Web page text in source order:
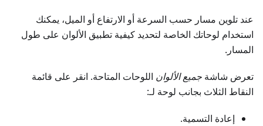
عند تلوين مسار حسب السرعة أو الارتفاع أو الميل، يمكنك
استخدام لوحاتك الخاصة لتحديد كيفية تطبيق الألوان على طول
المسار.
تعرض شاشة جميع الألوان اللوحات المتاحة. انقر على قائمة
النقاط الثلاث بجانب لوحة لـ:
إعادة التسمية.